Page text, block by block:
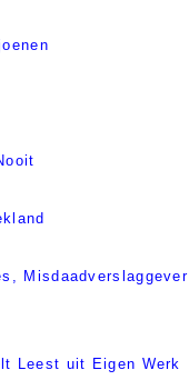
Misdaadverslaggever
Leest uit Eigen Werk